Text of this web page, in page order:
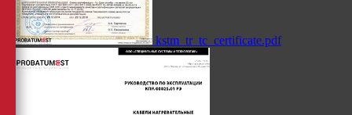
kstm_tr_tc_certificate.pdf